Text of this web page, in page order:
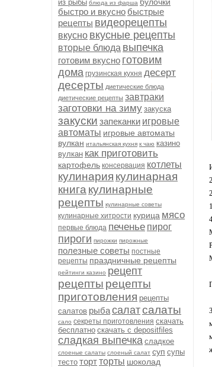
из рыбы блюда из фарша
быстро и вкусно быстрые
рецепты видеорецепты
вкусно вкусные рецепты
вторые блюда выпечка
готовим вкусно готовим
дома грузинская кухня десерт
десерты диетические блюда
диетические рецепты завтраки
заготовки на зиму закуска
закуски запеканки игровые
автоматы игровые автоматы
вулкан итальянская кухня к чаю казино
вулкан как приготовить
картофель консервация котлеты
кулинария кулинарная
книга кулинарные
рецепты кулинарные советы
кулинарные хитрости курица мясо
первые блюда печенье пирог
пироги пирожки пирожные
полезные советы постные
рецепты праздничные рецепты
рейтинги казино рецепт
рецепты рецепты
приготовления рецепты
салатов рыбасалатсалаты
сало секреты приготовления скачать
бесплатно скачать с depositfiles
сладкая выпечка сладкое
слоеные салаты слоеный салат суп супы
тесто тортторты шоколад